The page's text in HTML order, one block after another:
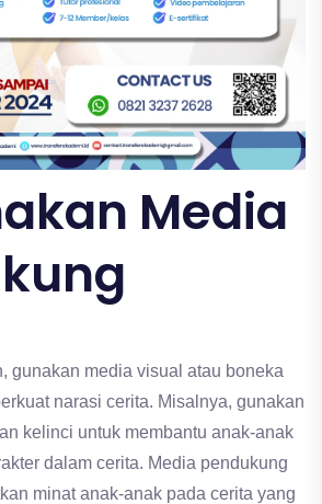
Media
gunakan media visual atau boneka
narasi cerita. Misalnya, gunakan
kelinci untuk membantu anak-anak
dalam cerita. Media pendukung
minat anak-anak pada cerita yang